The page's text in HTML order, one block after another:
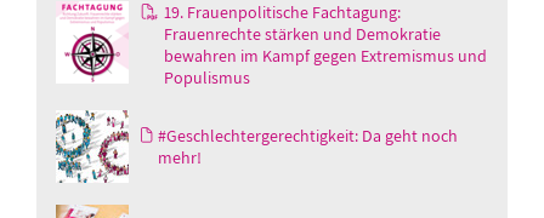
19. Frauenpolitische Fachtagung:
Frauenrechte stärken und Demokratie
bewahren im Kampf gegen Extremismus und
Populismus
#Geschlechtergerechtigkeit: Da geht noch
mehr!